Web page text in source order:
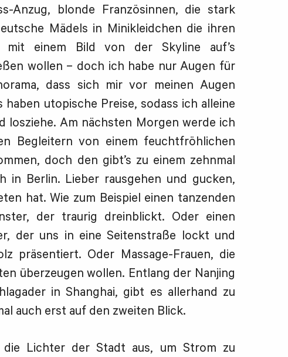
Anzug, blonde Französinnen, die stark
Mädels in Minikleidchen die ihren
mit einem Bild von der Skyline auf’s
wollen – doch ich habe nur Augen für
dass sich mir vor meinen Augen
haben utopische Preise, sodass ich alleine
losziehe. Am nächsten Morgen werde ich
Begleitern von einem feuchtfröhlichen
doch den gibt’s zu einem zehnmal
in Berlin. Lieber rausgehen und gucken,
hat. Wie zum Beispiel einen tanzenden
der traurig dreinblickt. Oder einen
der uns in eine Seitenstraße lockt und
präsentiert. Oder Massage-Frauen, die
überzeugen wollen. Entlang der Nanjing
in Shanghai, gibt es allerhand zu
auch erst auf den zweiten Blick.
Lichter der Stadt aus, um Strom zu